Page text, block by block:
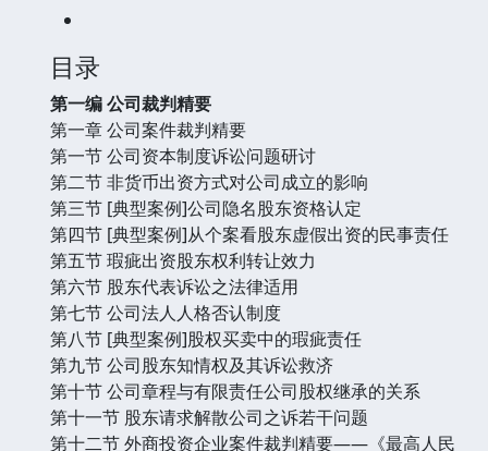
目录
第一编 公司裁判精要
第一章 公司案件裁判精要
第一节 公司资本制度诉讼问题研讨
第二节 非货币出资方式对公司成立的影响
第三节 [典型案例]公司隐名股东资格认定
第四节 [典型案例]从个案看股东虚假出资的民事责任
第五节 瑕疵出资股东权利转让效力
第六节 股东代表诉讼之法律适用
第七节 公司法人人格否认制度
第八节 [典型案例]股权买卖中的瑕疵责任
第九节 公司股东知情权及其诉讼救济
第十节 公司章程与有限责任公司股权继承的关系
第十一节 股东请求解散公司之诉若干问题
第十二节 外商投资企业案件裁判精要——《最高人民